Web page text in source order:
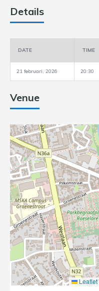
Details
DATE TIME
21 februari, 2026 20:30
Venue
Leaflet